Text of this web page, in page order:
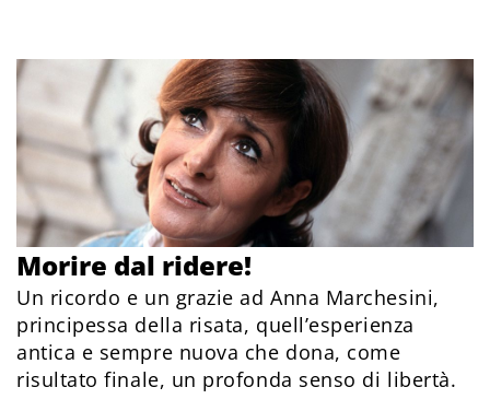
Morire dal ridere!
Un ricordo e un grazie ad Anna Marchesini,
principessa della risata, quell’esperienza
antica e sempre nuova che dona, come
risultato finale, un profonda senso di libertà.